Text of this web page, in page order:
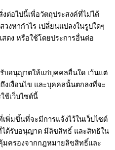
ต่อไปนี้เพื่อวัตถุประสงค์ที่ไม่ได้
งหากำไร เปลี่ยนแปลงในรูปใดๆ
ดง หรือใช้โดยประการอื่นต่อ
บอนุญาตให้แก่บุคคลอื่นใด เว้นแต่
เงื่อนไข และบุคคลนั้นตกลงที่จะ
ช้เว็บไซต์นี้
พิ่มขึ้นที่จะมีการแจ้งไว้ในเว็บไซต์
ได้รับอนุญาต มีลิขสิทธิ์ และสิทธิใน
ครองจากกฎหมายลิขสิทธิ์และ